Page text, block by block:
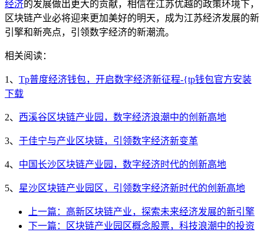
经济的发展做出更大的贡献，相信在江苏优越的政策环境下，
区块链产业必将迎来更加美好的明天，成为江苏经济发展的新
引擎和新亮点，引领数字经济的新潮流。
相关阅读：
1、 Tp普度经济钱包，开启数字经济新征程-{tp钱包官方安装
下载
2、 西溪谷区块链产业园，数字经济浪潮中的创新高地
3、 于佳宁与产业区块链，引领数字经济新变革
4、 中国长沙区块链产业园，数字经济时代的创新高地
5、 星沙区块链产业园区，引领数字经济新时代的创新高地
上一篇：高新区块链产业，探索未来经济发展的新引擎
下一篇：区块链产业园区概念股票，科技浪潮中的投资